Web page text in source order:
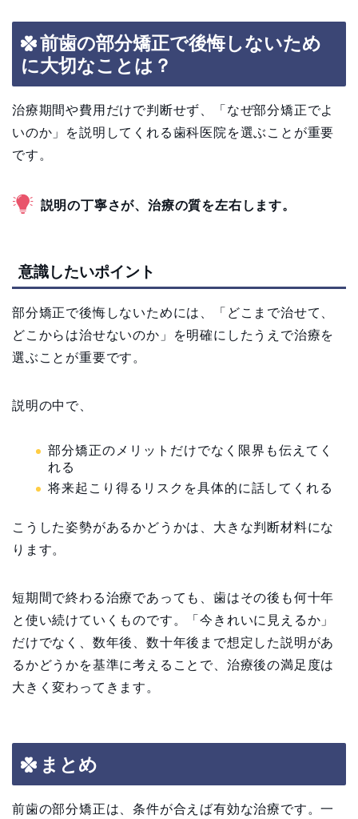
前歯の部分矯正で後悔しないため
に大切なことは？
治療期間や費用だけで判断せず、「なぜ部分矯正でよ
いのか」を説明してくれる歯科医院を選ぶことが重要
です。
説明の丁寧さが、治療の質を左右します。
意識したいポイント
部分矯正で後悔しないためには、「どこまで治せて、
どこからは治せないのか」を明確にしたうえで治療を
選ぶことが重要です。
説明の中で、
部分矯正のメリットだけでなく限界も伝えてく
れる
将来起こり得るリスクを具体的に話してくれる
こうした姿勢があるかどうかは、大きな判断材料にな
ります。
短期間で終わる治療であっても、歯はその後も何十年
と使い続けていくものです。「今きれいに見えるか」
だけでなく、数年後、数十年後まで想定した説明があ
るかどうかを基準に考えることで、治療後の満足度は
大きく変わってきます。
まとめ
前歯の部分矯正は、条件が合えば有効な治療です。一